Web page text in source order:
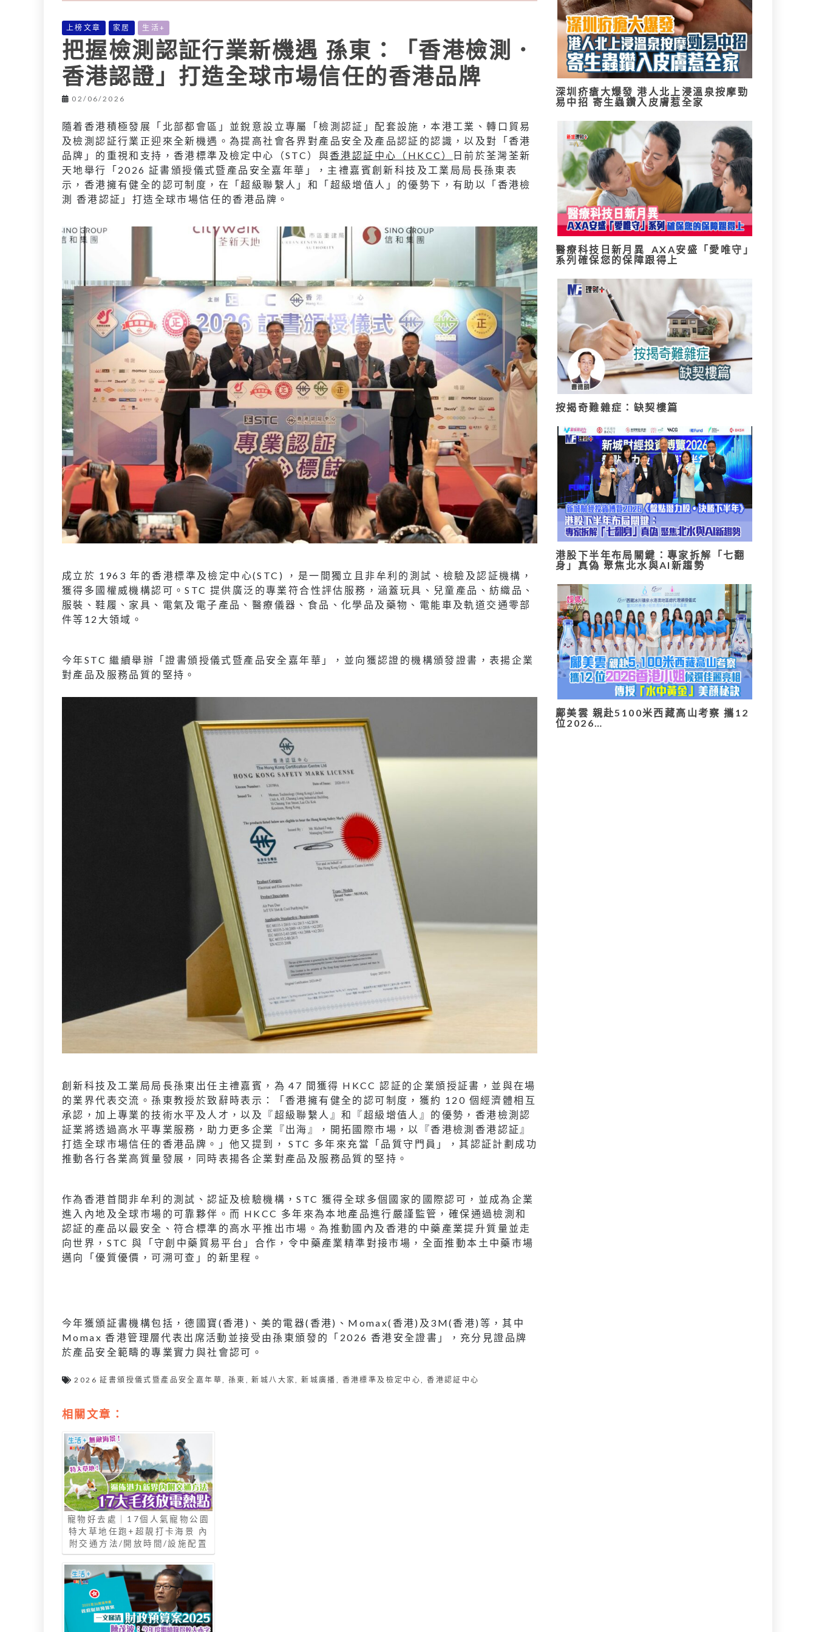
上榜文章 家居 生活+
把握檢測認証行業新機遇 孫東：「香港檢測．
香港認證」打造全球市場信任的香港品牌
02/06/2026
隨着香港積極發展「北部都會區」並銳意設立專屬「檢測認証」配套設施，本港工業、轉口貿易
及檢測認証行業正迎來全新機遇。為提高社會各界對產品安全及產品認証的認識，以及對「香港
品牌」的重視和支持，香港標準及檢定中心（STC）與香港認証中心（HKCC）
日前於荃灣荃新
天地舉行「2026 証書頒授儀式暨產品安全嘉年華」，主禮嘉賓創新科技及工業局局長孫東表
示，香港擁有健全的認可制度，在「超級聯繫人」和「超級增值人」的優勢下，有助以「香港檢
測 香港認証」打造全球市場信任的香港品牌。
成立於 1963 年的香港標準及檢定中心(STC) ，是一間獨立且非牟利的測試、檢驗及認証機構，
獲得多國權威機構認可。STC 提供廣泛的專業符合性評估服務，涵蓋玩具、兒童產品、紡織品、
服裝、鞋履、家具、電氣及電子產品、醫療儀器、食品、化學品及藥物、電能車及軌道交通零部
件等12大領域。
今年STC 繼續舉辦「證書頒授儀式暨產品安全嘉年華」，並向獲認證的機構頒發證書，表揚企業
對產品及服務品質的堅持。
創新科技及工業局局長孫東出任主禮嘉賓，為 47 間獲得 HKCC 認証的企業頒授証書，並與在場
的業界代表交流。孫東教授於致辭時表示：「香港擁有健全的認可制度，獲約 120 個經濟體相互
承認，加上專業的技術水平及人才，以及『超級聯繫人』和『超級增值人』的優勢，香港檢測認
証業將透過高水平專業服務，助力更多企業『出海』，開拓國際市場，以『香港檢測香港認証』
打造全球市場信任的香港品牌。」他又提到， STC 多年來充當「品質守門員」，其認証計劃成功
推動各行各業高質量發展，同時表揚各企業對產品及服務品質的堅持。
作為香港首間非牟利的測試、認証及檢驗機構，STC 獲得全球多個國家的國際認可，並成為企業
進入內地及全球市場的可靠夥伴。而 HKCC 多年來為本地產品進行嚴謹監管，確保通過檢測和
認証的產品以最安全、符合標準的高水平推出市場。為推動國內及香港的中藥產業提升質量並走
向世界，STC 與「守創中藥貿易平台」合作，令中藥產業精準對接市場，全面推動本土中藥市場
邁向「優質優價，可溯可查」的新里程。
今年獲頒証書機構包括，德國寶(香港)、美的電器(香港)、Momax(香港)及3M(香港)等，其中
Momax 香港管理層代表出席活動並接受由孫東頒發的「2026 香港安全證書」，充分見證品牌
於產品安全範疇的專業實力與社會認可。
2026 証書頒授儀式暨產品安全嘉年華, 孫東 ,新城八大家,新城廣播 , 香港標準及檢定中心,香港認証中心
相關文章：
寵物好去處｜17個人氣寵物公園
特大草地任跑+超靚打卡海景 內
附交通方法/開放時間/設施配置
深圳疥瘡大爆發 港人北上浸溫泉按摩勁
易中招 寄生蟲鑽入皮膚惹全家
醫療科技日新月異 AXA安盛「愛唯守」
系列確保您的保障跟得上
按揭奇難雜症：缺契樓篇
港股下半年布局關鍵：專家拆解「七翻
身」真偽 聚焦北水與AI新趨勢
鄺美雲 親赴5100米西藏高山考察 攜12
位2026…